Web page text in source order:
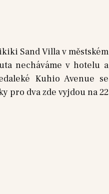
Sand Villa v městském
necháváme v hotelu a
Kuhio Avenue se
pro dva zde vyjdou na 22